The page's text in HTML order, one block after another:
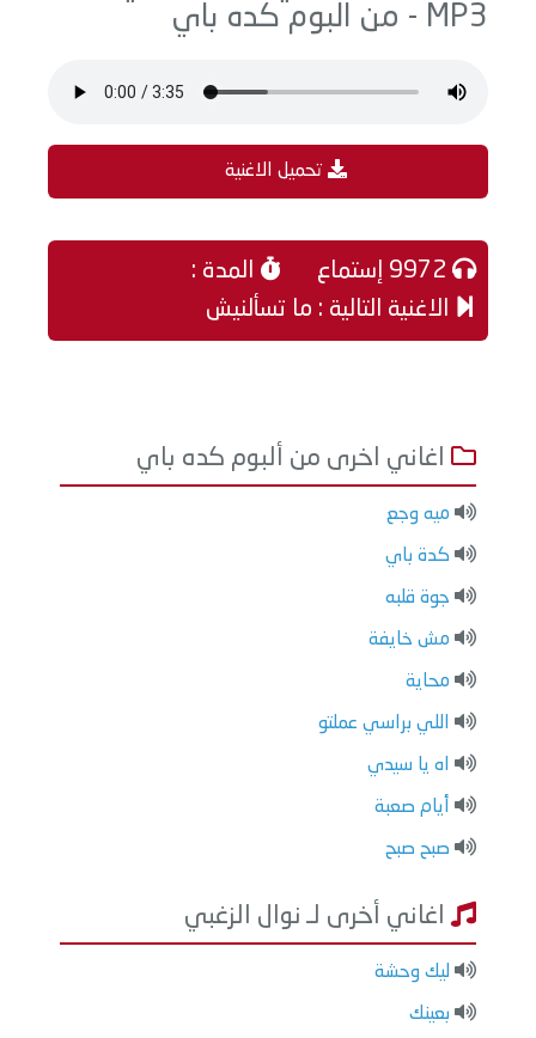
MP3 - من البوم كده باي
تحميل الاغنية
المدة :
الاغنية التالية : ما تسألنيش
اغاني اخرى من ألبوم كده باي
ميه وجع
كدة باي
جوة قلبه
مش خايفة
محاية
اللي براسي عملتو
اه يا سيدي
أيام صعبة
صبح صبح
اغاني أخرى لـ نوال الزغبي
ليك وحشة
بعينك